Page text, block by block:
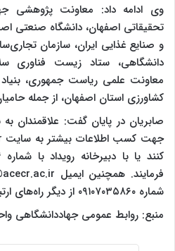
وی ادامه داد: معاونت پژوهشی
تحقیقاتی اصفهان، دانشگاه صنعتی
و صنایع غذایی ایران، سازمان
دانشگاهی، ستاد زیست فناوری
معاونت علمی ریاست جمهوری،
کشاورزی استان اصفهان، از جمله
صابریان در پایان گفت: علاقمندان
شماره ۰۹۱۰۷۰۳۵۸۶۰ از دیگر راه‌های ارتباطی این رویداد ملی است.
منبع: روابط عمومی جهاددانشگاهی